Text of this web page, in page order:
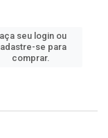
seu login ou
se para
comprar.